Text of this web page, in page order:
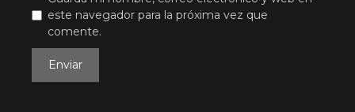
este navegador para la próxima vez que
comente.